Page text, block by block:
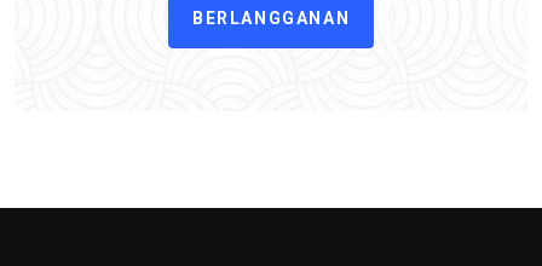
BERLANGGANAN